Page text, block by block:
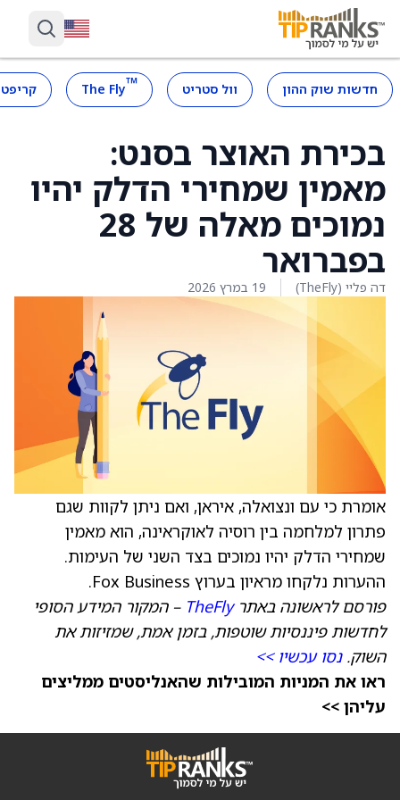
חדשות שוק ההון וול סטריט ™
The Fly
בכירת האוצר בסנט:
מאמין שמחירי הדלק יהיו
נמוכים מאלה של 28
בפברואר
דה פליי (TheFly) 19 במרץ 2026
אומרת כי עם ונצואלה, איראן, ואם ניתן לקוות שגם
פתרון למלחמה בין רוסיה לאוקראינה, הוא מאמין
שמחירי הדלק יהיו נמוכים בצד השני של העימות.
ההערות נלקחו מראיון בערוץ Fox Business.
פורסם לראשונה באתרTheFly – המקור המידע הסופי
לחדשות פיננסיות שוטפות, בזמן אמת, שמזיזות את
השוק.נסו עכשיו >>
ראו את המניות המובילות שהאנליסטים ממליצים
עליהן >>